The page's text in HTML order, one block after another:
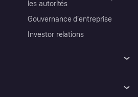
les autorités
Gouvernance d’entreprise
Investor relations